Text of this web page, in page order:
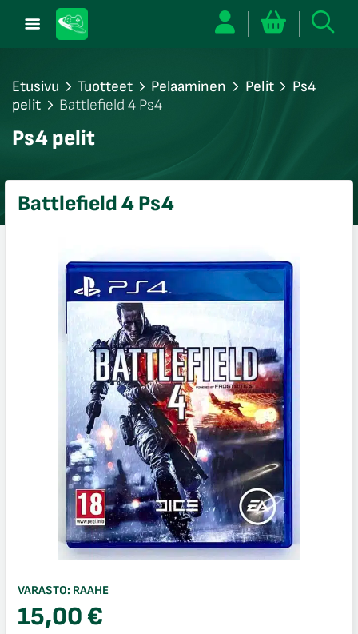
Etusivu Tuotteet Pelaaminen Pelit
Ps4
pelit
Battlefield 4 Ps4
Ps4 pelit
Battlefield 4 Ps4
VARASTO: RAAHE
15,00€
sulje
sulje